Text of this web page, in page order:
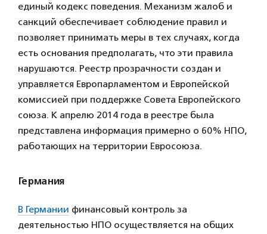
единый кодекс поведения. Механизм жалоб и
санкций обеспечивает соблюдение правил и
позволяет принимать меры в тех случаях, когда
есть основания предполагать, что эти правила
нарушаются. Реестр прозрачности создан и
управляется Европарламентом и Европейской
комиссией при поддержке Совета Европейского
союза. К апрелю 2014 года в реестре была
представлена информация примерно о 60% НПО,
работающих на территории Евросоюза.
Германия
В Германии финансовый контроль за
деятельностью НПО осуществляется на общих